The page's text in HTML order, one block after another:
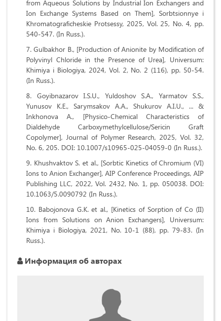
from Aqueous Solutions by Industrial Ion Exchangers and
Ion Exchange Systems Based on Them], Sorbtsionnye i
Khromatograficheskie Protsessy, 2025, Vol. 25, No. 4, pp.
540-547. (In Russ.).
Gulbakhor B., [Production of Anionite by Modification of
Polyvinyl Chloride in the Presence of Urea], Universum:
Khimiya i Biologiya, 2024, Vol. 2, No. 2 (116), pp. 50-54.
(In Russ.).
Goyibnazarov I.S.U., Yuldoshov S.A., Yarmatov S.S.,
Yunusov K.E., Sarymsakov A.A., Shukurov A.I.U., ... &
Inkhonova A., [Physico-Chemical Characteristics of
Dialdehyde Carboxymethylcellulose/Sericin Graft
Copolymer], Journal of Polymer Research, 2025, Vol. 32,
No. 6, 205. DOI: 10.1007/s10965-025-04059-0 (In Russ.).
Khushvaktov S. et al., [Sorbtic Kinetics of Chromium (VI)
Ions to Anion Exchanger], AIP Conference Proceedings, AIP
Publishing LLC, 2022, Vol. 2432, No. 1, pp. 050038. DOI:
10.1063/5.0090792 (In Russ.).
Babojonova G.K. et al., [Kinetics of Sorption of Co (II)
Ions from Solutions on Anion Exchangers], Universum:
Khimiya i Biologiya, 2021, No. 10-1 (88), pp. 79-83. (In
Russ.).
Информация об авторах